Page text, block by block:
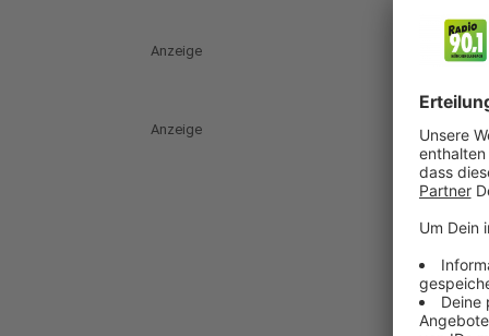
Anzeige
Anzeige